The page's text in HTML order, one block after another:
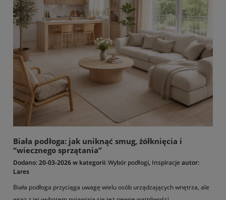
Biała podłoga: jak uniknąć smug, żółknięcia i
“wiecznego sprzątania”
Dodano:20-03-2026w kategorii:Wybór podłogi, Inspiracjeautor:
Lares
Biała podłoga przyciąga uwagę wielu osób urządzających wnętrza, ale